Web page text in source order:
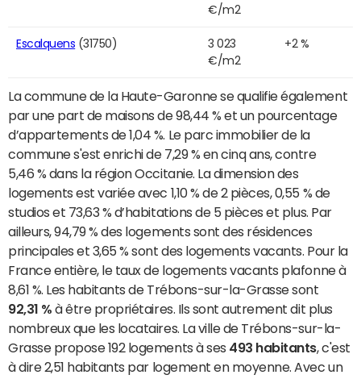
€/m2
Escalquens (31750)
3 023
€/m2
+2 %
La commune de la Haute-Garonne se qualifie également
par une part de maisons de 98,44 % et un pourcentage
d’appartements de 1,04 %. Le parc immobilier de la
commune s'est enrichi de 7,29 % en cinq ans, contre
5,46 % dans la région Occitanie. La dimension des
logements est variée avec 1,10 % de 2 pièces, 0,55 % de
studios et 73,63 % d’habitations de 5 pièces et plus. Par
ailleurs, 94,79 % des logements sont des résidences
principales et 3,65 % sont des logements vacants. Pour la
France entière, le taux de logements vacants plafonne à
8,61 %. Les habitants de Trébons-sur-la-Grasse sont
92,31 % à être propriétaires. Ils sont autrement dit plus
nombreux que les locataires. La ville de Trébons-sur-la-
Grasse propose 192 logements à ses 493 habitants, c'est
à dire 2,51 habitants par logement en moyenne. Avec un